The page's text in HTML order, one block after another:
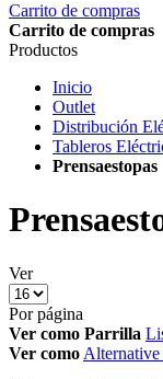
Carrito de compras
Carrito de compras
Productos
Inicio
Outlet
Distribución
Tableros
Prensaestopas
Ver
Por página
Ver como Parrilla
Ver como